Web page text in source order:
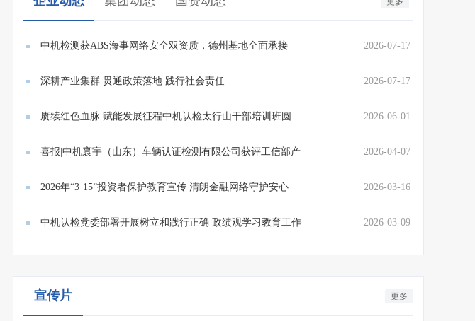
中机检测获ABS海事网络安全双资质，德州基地全面承接
E26/E27...
2026-07-17
深耕产业集群 贯通政策落地 践行社会责任 2026-07-17
赓续红色血脉 赋能发展征程中机认检太行山干部培训班圆
满...
2026-06-01
喜报|中机寰宇（山东）车辆认证检测有限公司获评工信部产
业技...
2026-04-07
2026年“3·15”投资者保护教育宣传 清朗金融网络守护安心
投...
2026-03-16
中机认检党委部署开展树立和践行正确 政绩观学习教育工作 2026-03-09
宣传片 更多